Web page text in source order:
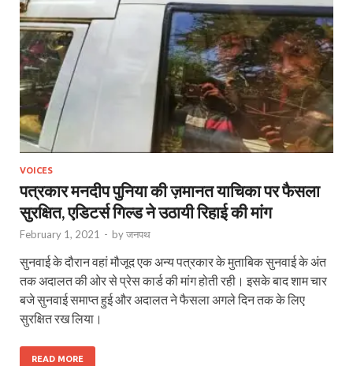
VOICES
पत्रकार मनदीप पुनिया की ज़मानत याचिका पर फैसला
सुरक्षित, एडिटर्स गिल्‍ड ने उठायी रिहाई की मांग
February 1, 2021 - byजनपथ
सुनवाई के दौरान वहां मौजूद एक अन्‍य पत्रकार के मुताबिक सुनवाई के अंत
तक अदालत की ओर से प्रेस कार्ड की मांग होती रही। इसके बाद शाम चार
बजे सुनवाई समाप्‍त हुई और अदालत ने फैसला अगले दिन तक के लिए
सुरक्षित रख लिया।
READ MORE